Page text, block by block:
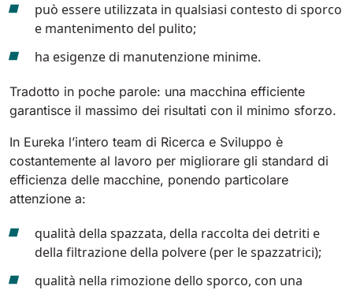
può essere utilizzata in qualsiasi contesto di sporco
e mantenimento del pulito;
ha esigenze di manutenzione minime.
Tradotto in poche parole: una macchina efficiente
garantisce il massimo dei risultati con il minimo sforzo.
In Eureka l’intero team di Ricerca e Sviluppo è
costantemente al lavoro per migliorare gli standard di
efficienza delle macchine, ponendo particolare
attenzione a:
qualità della spazzata, della raccolta dei detriti e
della filtrazione della polvere (per le spazzatrici);
qualità nella rimozione dello sporco, con una